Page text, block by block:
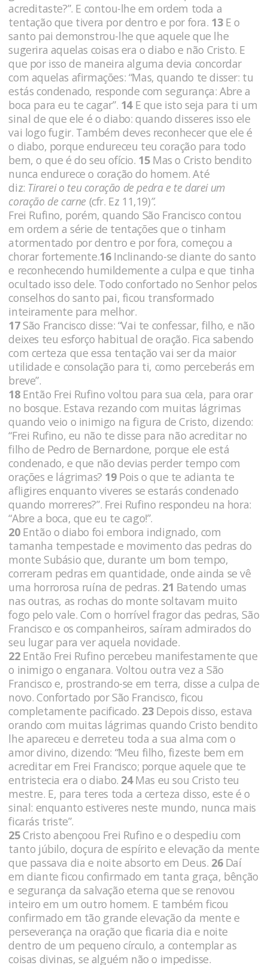
acreditaste?”. E contou-lhe em ordem toda a
tentação que tivera por dentro e por fora. 13E o
santo pai demonstrou-lhe que aquele que lhe
sugerira aquelas coisas era o diabo e não Cristo. E
que por isso de maneira alguma devia concordar
com aquelas afirmações: “Mas, quando te disser: tu
estás condenado, responde com segurança: Abre a
boca para eu te cagar”. 14E que isto seja para ti um
sinal de que ele é o diabo: quando disseres isso ele
vai logo fugir. Também deves reconhecer que ele é
o diabo, porque endureceu teu coração para todo
bem, o que é do seu ofício. 15Mas o Cristo bendito
nunca endurece o coração do homem. Até
diz: Tirarei o teu coração de pedra e te darei um
coração de carne (cfr. Ez 11,19)”.
Frei Rufino, porém, quando São Francisco contou
em ordem a série de tentações que o tinham
atormentado por dentro e por fora, começou a
chorar fortemente.16Inclinando-se diante do santo
e reconhecendo humildemente a culpa e que tinha
ocultado isso dele. Todo confortado no Senhor pelos
conselhos do santo pai, ficou transformado
inteiramente para melhor.
17São Francisco disse: “Vai te confessar, filho, e não
deixes teu esforço habitual de oração. Fica sabendo
com certeza que essa tentação vai ser da maior
utilidade e consolação para ti, como perceberás em
breve”.
18Então Frei Rufino voltou para sua cela, para orar
no bosque. Estava rezando com muitas lágrimas
quando veio o inimigo na figura de Cristo, dizendo:
“Frei Rufino, eu não te disse para não acreditar no
filho de Pedro de Bernardone, porque ele está
condenado, e que não devias perder tempo com
orações e lágrimas? 19Pois o que te adianta te
afligires enquanto viveres se estarás condenado
quando morreres?”. Frei Rufino respondeu na hora:
“Abre a boca, que eu te cago!”.
20Então o diabo foi embora indignado, com
tamanha tempestade e movimento das pedras do
monte Subásio que, durante um bom tempo,
correram pedras em quantidade, onde ainda se vê
uma horrorosa ruína de pedras. 21 Batendo umas
nas outras, as rochas do monte soltavam muito
fogo pelo vale. Com o horrível fragor das pedras, São
Francisco e os companheiros, saíram admirados do
seu lugar para ver aquela novidade.
22Então Frei Rufino percebeu manifestamente que
o inimigo o enganara. Voltou outra vez a São
Francisco e, prostrando-se em terra, disse a culpa de
novo. Confortado por São Francisco, ficou
completamente pacificado. 23 Depois disso, estava
orando com muitas lágrimas quando Cristo bendito
lhe apareceu e derreteu toda a sua alma com o
amor divino, dizendo: “Meu filho, fizeste bem em
acreditar em Frei Francisco; porque aquele que te
entristecia era o diabo. 24Mas eu sou Cristo teu
mestre. E, para teres toda a certeza disso, este é o
sinal: enquanto estiveres neste mundo, nunca mais
ficarás triste”.
25Cristo abençoou Frei Rufino e o despediu com
tanto júbilo, doçura de espírito e elevação da mente
que passava dia e noite absorto em Deus. 26Daí
em diante ficou confirmado em tanta graça, bênção
e segurança da salvação eterna que se renovou
inteiro em um outro homem. E também ficou
confirmado em tão grande elevação da mente e
perseverança na oração que ficaria dia e noite
dentro de um pequeno círculo, a contemplar as
coisas divinas, se alguém não o impedisse.